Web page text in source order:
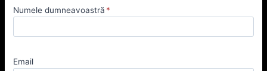
Numele dumneavoastră *
Email